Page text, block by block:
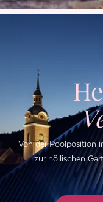
Von der Poolposition
zur höllischen